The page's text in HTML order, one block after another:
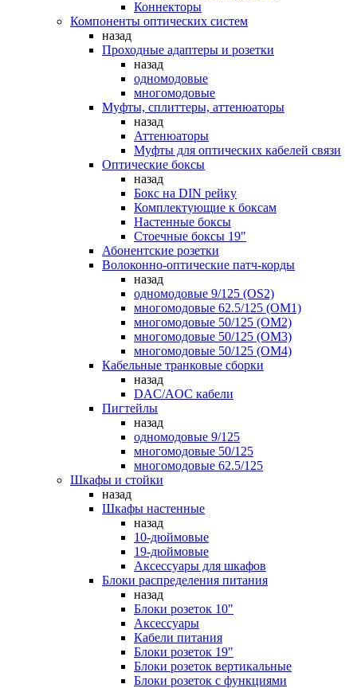
Коннекторы
Компоненты оптических систем
назад
Проходные адаптеры и розетки
назад
одномодовые
многомодовые
Муфты, сплиттеры, аттенюаторы
назад
Аттенюаторы
Муфты для оптических кабелей связи
Оптические боксы
назад
Бокс на DIN рейку
Комплектующие к боксам
Настенные боксы
Стоечные боксы 19"
Абонентские розетки
Волоконно-оптические патч-корды
назад
одномодовые 9/125 (OS2)
многомодовые 62.5/125 (OM1)
многомодовые 50/125 (OM2)
многомодовые 50/125 (OM3)
многомодовые 50/125 (OM4)
Кабельные транковые сборки
назад
DAC/AOC кабели
Пигтейлы
назад
одномодовые 9/125
многомодовые 50/125
многомодовые 62.5/125
Шкафы и стойки
назад
Шкафы настенные
назад
10-дюймовые
19-дюймовые
Аксессуары для шкафов
Блоки распределения питания
назад
Блоки розеток 10"
Аксессуары
Кабели питания
Блоки розеток 19"
Блоки розеток вертикальные
Блоки розеток с функциями